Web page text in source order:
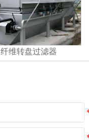
纤维转盘过滤器